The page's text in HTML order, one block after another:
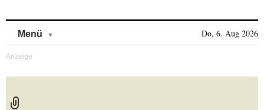
Menü Do, 6. Aug 2026